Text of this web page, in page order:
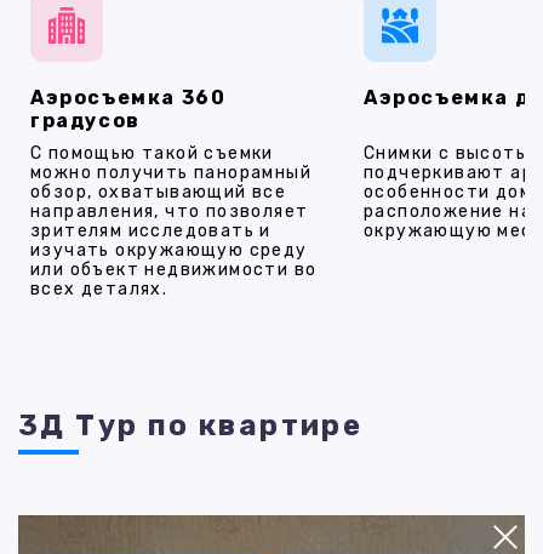
Аэросъемка 360
градусов
С помощью такой съемки
можно получить панорамный
обзор, охватывающий все
направления, что позволяет
зрителям исследовать и
изучать окружающую среду
или объект недвижимости во
всех деталях.
Аэросъемка
Снимки с высоты
подчеркивают
особенности
расположение на
окружающую
3Д Тур по квартире